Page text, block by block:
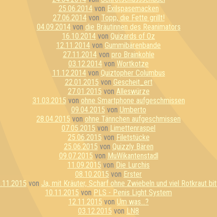
25.06.2014von Exilspasemacken
27.06.2014von Topp, die Fette grillt!
04.09.2014von die Bräutinnen des Reanimators
16.10.2014 von Quizards of Oz
12.11.2014 von Gummibärenbande
27.11.2014von pro Brainkohle
03.12.2014 von Wortkotze
11.12.2014von Quiztopher Columbus
22.01.2015 von Gescheit_ert
27.01.2015 von Alleswürze
31.03.2015 von ohne Smartphone aufgeschmissen
09.04.2015 von Umberto
28.04.2015 von ohne Tännchen aufgeschmissen
07.05.2015 von Limettenraspel
25.06.2015 von Filetstücke
25.06.2015 von Quizzly Bären
09.07.2015 von MuWikantenstadl
11.09.2015 von Die Lurchis
08.10.2015 von Erster
von Ja, mit Kräuter, Scharf ohne Zwiebeln und viel Rotkraut
10.11.2015 von PLS - Penis Light System
12.11.2015 von Um was...?
03.12.2015 von LN8